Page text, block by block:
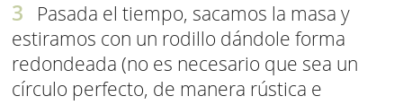
Pasada el tiempo, sacamos la masa y
estiramos con un rodillo dándole forma
redondeada (no es necesario que sea un
círculo perfecto, de manera rústica e